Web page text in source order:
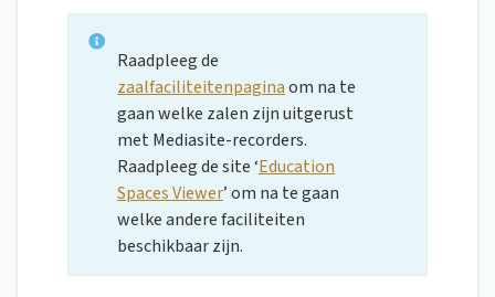
Raadpleeg de
zaalfaciliteitenpaginaom na te
gaan welke zalen zijn uitgerust
met Mediasite-recorders.
Raadpleeg de site ‘Education
Spaces Viewer’ om na te gaan
welke andere faciliteiten
beschikbaar zijn.